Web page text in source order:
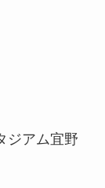
ジアム宜野